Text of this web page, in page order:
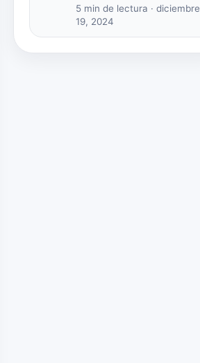
5 min de lectura · diciembre
19, 2024